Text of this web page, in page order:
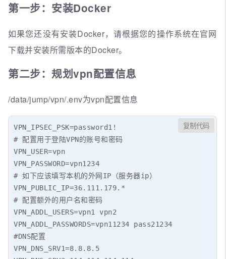
第一步：安装Docker
如果您还没有安装Docker，请根据您的操作系统在官网
下载并安装所需版本的Docker。
第二步：规划vpn配置信息
/data/jump/vpn/.env为vpn配置信息
VPN_IPSEC_PSK=password1!
# 配置用于登陆VPN的账号和密码
VPN_USER=vpn
VPN_PASSWORD=vpn1234
# 如下应该填写本机的外网IP（服务器ip）
VPN_PUBLIC_IP=36.111.179.*
# 配置额外的用户名和密码
VPN_ADDL_USERS=vpn1 vpn2
VPN_ADDL_PASSWORDS=vpn11234 pass21234
#DNS配置
VPN_DNS_SRV1=8.8.8.5
复制代码